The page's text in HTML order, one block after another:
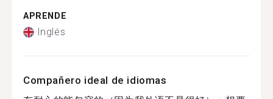
APRENDE
Inglés
Compañero ideal de idiomas